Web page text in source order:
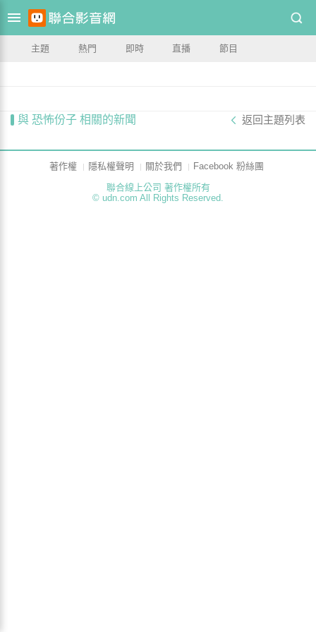
主題 熱門 即時 直播 節目
與 恐怖份子 相關的新聞 返回主題列表
著作權 隱私權聲明 關於我們
Facebook 粉絲團
聯合線上公司 著作權所有
© udn.com All Rights Reserved.